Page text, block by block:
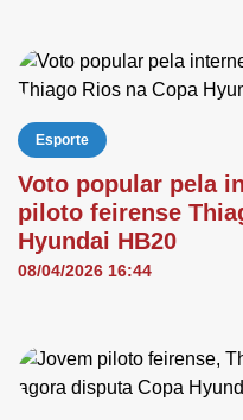
Esporte
Voto popular pela
piloto feirense
Hyundai HB20
08/04/2026 16:44